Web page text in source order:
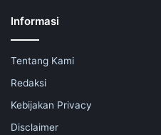
Informasi
Tentang Kami
Redaksi
Kebijakan Privacy
Disclaimer